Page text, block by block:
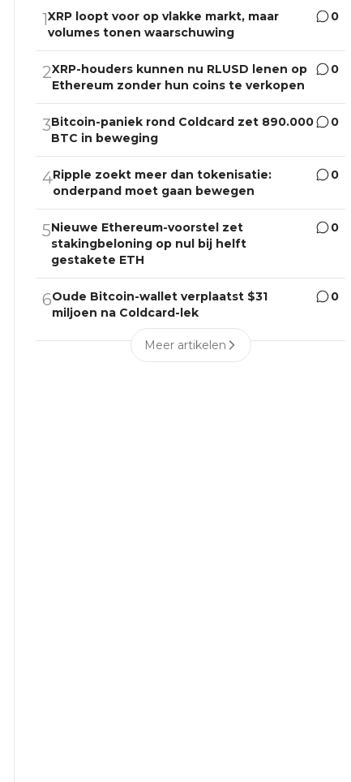
1XRP loopt voor op vlakke markt, maar
volumes tonen waarschuwing
0
2XRP-houders kunnen nu RLUSD lenen op
Ethereum zonder hun coins te verkopen
0
3Bitcoin-paniek rond Coldcard zet 890.000
BTC in beweging
0
4Ripple zoekt meer dan tokenisatie:
onderpand moet gaan bewegen
0
5Nieuwe Ethereum-voorstel zet
stakingbeloning op nul bij helft
gestakete ETH
0
6Oude Bitcoin-wallet verplaatst $31
miljoen na Coldcard-lek
0
Meer artikelen